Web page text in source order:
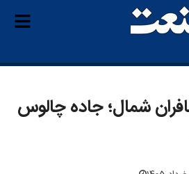
شمال؛ جاده چالوس